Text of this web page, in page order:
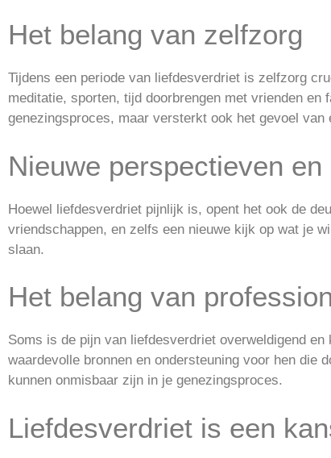
Het belang van zelfzorg
Tijdens een periode van liefdesverdriet is zelfzorg
meditatie, sporten, tijd doorbrengen met vrienden
genezingsproces, maar versterkt ook het gevoel van
Nieuwe perspectieven
Hoewel liefdesverdriet pijnlijk is, opent het ook de
vriendschappen, en zelfs een nieuwe kijk op wat je
slaan.
Het belang van
Soms is de pijn van liefdesverdriet overweldigend
waardevolle bronnen en ondersteuning voor hen die
kunnen onmisbaar zijn in je genezingsproces.
Liefdesverdriet is een